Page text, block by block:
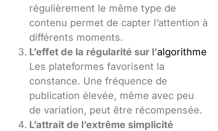
régulièrement le même type de
contenu permet de capter l’attention à
différents moments.
L’effet de la régularité sur l’algorithme
Les plateformes favorisent la
constance. Une fréquence de
publication élevée, même avec peu
de variation, peut être récompensée.
L’attrait de l’extrême simplicité